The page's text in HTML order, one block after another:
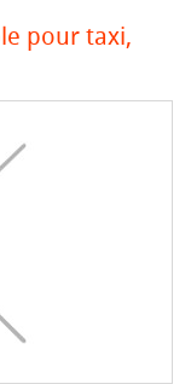
pour taxi,